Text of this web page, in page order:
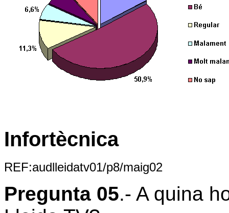
Infortècnica
REF:audlleidatv01/p8/maig02
Pregunta 05.- A quina